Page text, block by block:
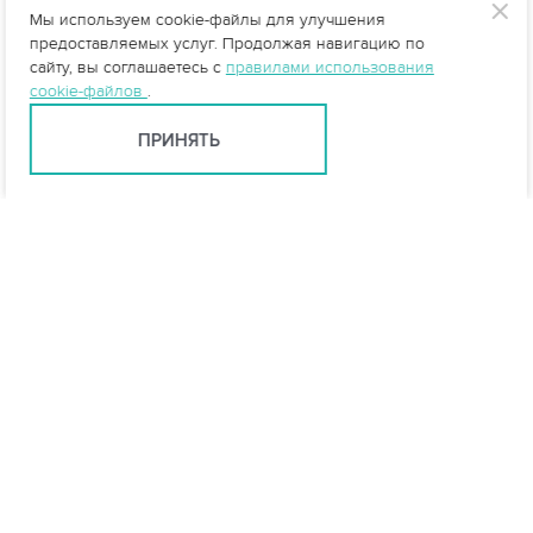
Мы используем cookie-файлы для улучшения
предоставляемых услуг. Продолжая навигацию по
сайту, вы соглашаетесь с правилами использования
cookie-файлов .
ПРИНЯТЬ